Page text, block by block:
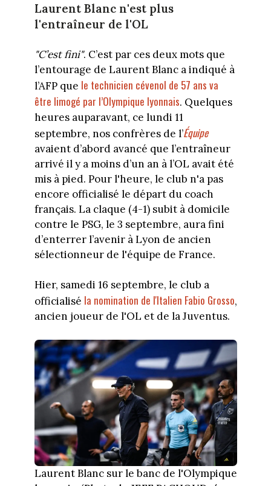
Laurent Blanc n'est plus
l'entraîneur de l'OL
"C’est fini". C’est par ces deux mots que
l’entourage de Laurent Blanc a indiqué à
l’AFP que le technicien cévenol de 57 ans va
être limogé par l’Olympique lyonnais. Quelques
heures auparavant, ce lundi 11
septembre, nos confrères de l’Équipe
avaient d’abord avancé que l’entraîneur
arrivé il y a moins d’un an à l’OL avait été
mis à pied. Pour l'heure, le club n'a pas
encore officialisé le départ du coach
français. La claque (4-1) subit à domicile
contre le PSG, le 3 septembre, aura fini
d’enterrer l’avenir à Lyon de ancien
sélectionneur de l'équipe de France.
Hier, samedi 16 septembre, le club a
officialisé la nomination de l'Italien Fabio Grosso,
ancien joueur de l'OL et de la Juventus.
Laurent Blanc sur le banc de l'Olympique